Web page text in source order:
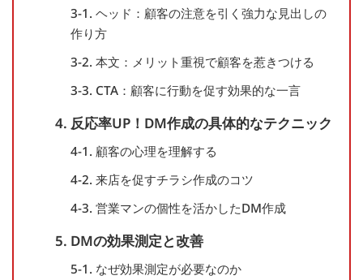
3-1. ヘッド：顧客の注意を引く強力な見出しの
作り方
3-2. 本文：メリット重視で顧客を惹きつける
3-3. CTA：顧客に行動を促す効果的な一言
4. 反応率UP！DM作成の具体的なテクニック
4-1. 顧客の心理を理解する
4-2. 来店を促すチラシ作成のコツ
4-3. 営業マンの個性を活かしたDM作成
5. DMの効果測定と改善
5-1. なぜ効果測定が必要なのか